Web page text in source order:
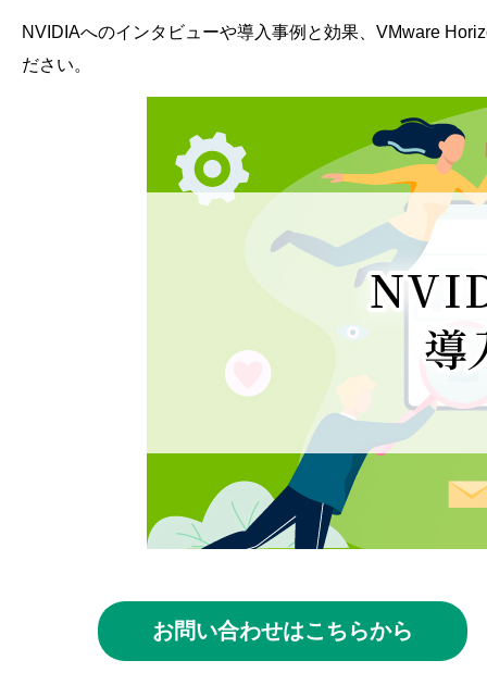
NVIDIAへのインタビューや導入事例と効果、VMware
ださい。
お問い合わせはこちらから